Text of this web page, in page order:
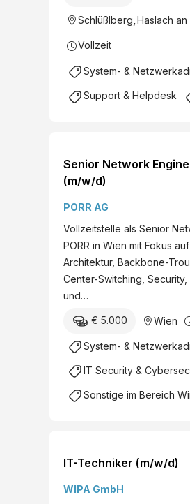
Schlüßlberg Haslach
Vollzeit
System- &
Support & Helpdesk
Senior Network
(m/w/d)
PORR AG
Vollzeitstelle als Senior
PORR in Wien mit Fokus
Architektur, Backbone-
Center-Switching,
und…
€ 5.000 Wien
System- &
IT Security &
Sonstige im Bereich
IT-Techniker (m/w/d)
WIPA GmbH